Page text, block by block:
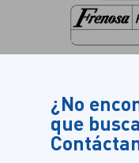
¿No
que